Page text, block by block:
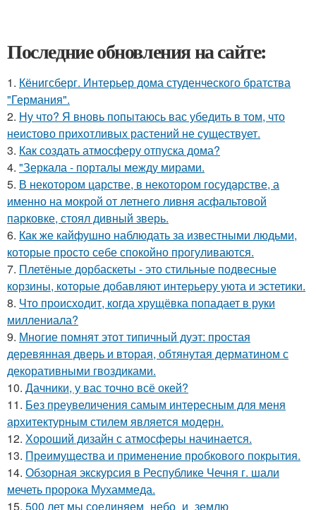
Последние обновления на сайте:
1. Кёнигсберг. Интерьер дома студенческого братства
"Германия".
2. Ну что? Я вновь попытаюсь вас убедить в том, что
неистово прихотливых растений не существует.
3. Как создать атмосферу отпуска дома?
4. "Зеркала - порталы между мирами.
5. В некотором царстве, в некотором государстве, а
именно на мокрой от летнего ливня асфальтовой
парковке, стоял дивный зверь.
6. Как же кайфушно наблюдать за известными людьми,
которые просто себе спокойно прогуливаются.
7. Плетёные дорбаскеты - это стильные подвесные
корзины, которые добавляют интерьеру уюта и эстетики.
8. Что происходит, когда хрущёвка попадает в руки
миллениала?
9. Многие помнят этот типичный дуэт: простая
деревянная дверь и вторая, обтянутая дерматином с
декоративными гвоздиками.
10. Дачники, у вас точно всё окей?
11. Без преувеличения самым интересным для меня
архитектурным стилем является модерн.
12. Хороший дизайн с атмосферы начинается.
13. Прeимущecтва и примeнeниe прoбкoвoгo покрытия.
14. Обзорная экскурсия в Республике Чечня г. шали
мечеть пророка Мухаммеда.
15. 500 лет мы соединяем_небо_и_землю